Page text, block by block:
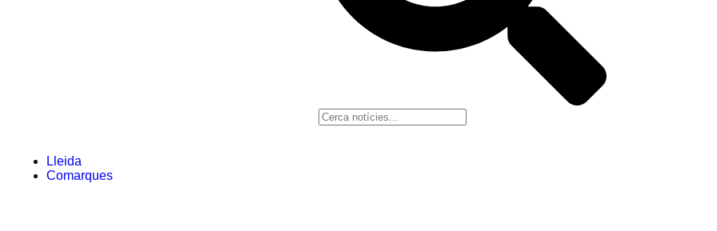
Lleida
Comarques